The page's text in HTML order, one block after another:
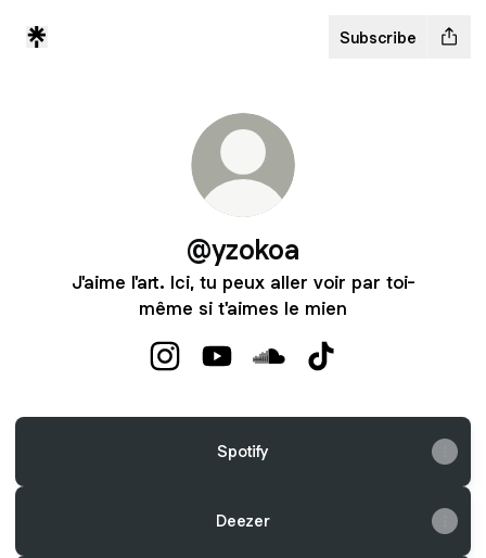
Subscribe
@yzokoa
J'aime l'art. Ici, tu peux aller voir par toi-
même si t'aimes le mien
Spotify
Deezer